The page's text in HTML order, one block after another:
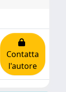
Contatta
l'autore